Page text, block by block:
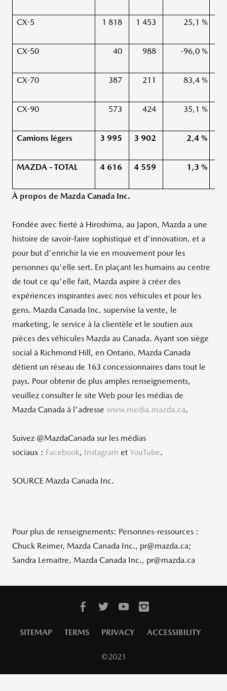
CX-5 1 818 1 453 25,1 %
CX-50 40 988 -96,0 %
CX-70 387 211 83,4 %
CX-90 573 424 35,1 %
Camions légers 3 995 3 902 2,4 %
MAZDA - TOTAL 4 616 4 559 1,3 %
À propos de Mazda Canada Inc.
Fondée avec fierté à Hiroshima, au Japon, Mazda a une
histoire de savoir-faire sophistiqué et d'innovation, et a
pour but d'enrichir la vie en mouvement pour les
personnes qu'elle sert. En plaçant les humains au centre
de tout ce qu'elle fait, Mazda aspire à créer des
expériences inspirantes avec nos véhicules et pour les
gens. Mazda Canada Inc. supervise la vente, le
marketing, le service à la clientèle et le soutien aux
pièces des véhicules Mazda au Canada. Ayant son siège
social à Richmond Hill, en Ontario, Mazda Canada
détient un réseau de 163 concessionnaires dans tout le
pays. Pour obtenir de plus amples renseignements,
veuillez consulter le site Web pour les médias de
Mazda Canada à l'adresse www.media.mazda.ca.
Suivez @MazdaCanada sur les médias
sociaux : Facebook, Instagram et YouTube.
SOURCE Mazda Canada Inc.
Pour plus de renseignements: Personnes-ressources :
Chuck Reimer, Mazda Canada Inc., pr@mazda.ca;
Sandra Lemaitre, Mazda Canada Inc., pr@mazda.ca
SITEMAP TERMS PRIVACY ACCESSIBILITY
©2021